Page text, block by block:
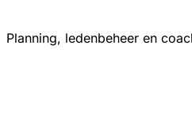
Planning, ledenbeheer en